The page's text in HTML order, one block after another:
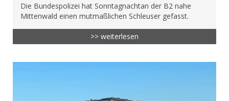
Die Bundespolizei hat Sonntagnachtan der B2 nahe
Mittenwald einen mutmaßlichen Schleuser gefasst.
>> weiterlesen